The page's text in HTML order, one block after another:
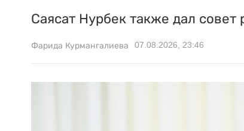
Саясат Нурбек также дал совет
Фарида Курмангалиева 07.08.2026, 23:46